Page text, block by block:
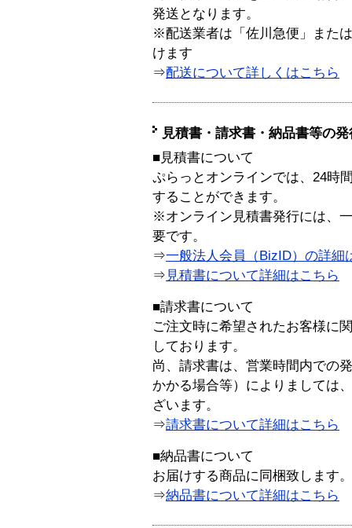
発送となります。
※配送業者は「佐川急便」また
けます
⇒配送について詳しくはこちら
見積書・請求書・納品書等の
■見積書について
ぷらっとオンラインでは、24時
することができます。
※オンライン見積書発行には、
要です。
⇒一般法人会員（BizID）の詳細
⇒ 見積書について詳細はこちら
■請求書について
ご注文時に希望されたお客様に
しております。
尚、請求書は、営業時間内での
かかる場合等）によりましては
ざいます。
⇒請求書について詳細はこちら
■納品書について
お届けする商品に同梱致します。
⇒納品書について詳細はこちら